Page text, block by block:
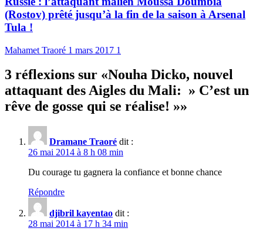
(Rostov) prêté jusqu’à la fin de la saison à Arsenal
Tula !
Mahamet Traoré 1 mars 2017 1
3 réflexions sur «Nouha Dicko, nouvel
attaquant des Aigles du Mali: » C’est un
rêve de gosse qui se réalise! »»
Dramane Traoré dit :
26 mai 2014 à 8 h 08 min
Du courage tu gagnera la confiance et bonne chance
Répondre
djibril kayentao dit :
28 mai 2014 à 17 h 34 min